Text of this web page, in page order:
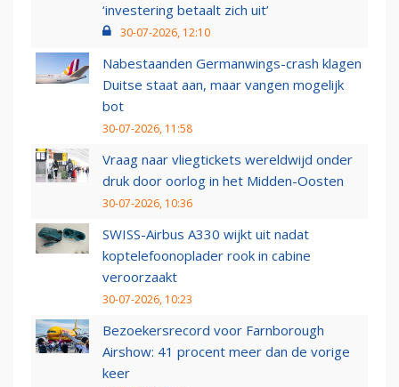
‘investering betaalt zich uit’
30-07-2026, 12:10
Nabestaanden Germanwings-crash klagen
Duitse staat aan, maar vangen mogelijk
bot
30-07-2026, 11:58
Vraag naar vliegtickets wereldwijd onder
druk door oorlog in het Midden-Oosten
30-07-2026, 10:36
SWISS-Airbus A330 wijkt uit nadat
koptelefoonoplader rook in cabine
veroorzaakt
30-07-2026, 10:23
Bezoekersrecord voor Farnborough
Airshow: 41 procent meer dan de vorige
keer